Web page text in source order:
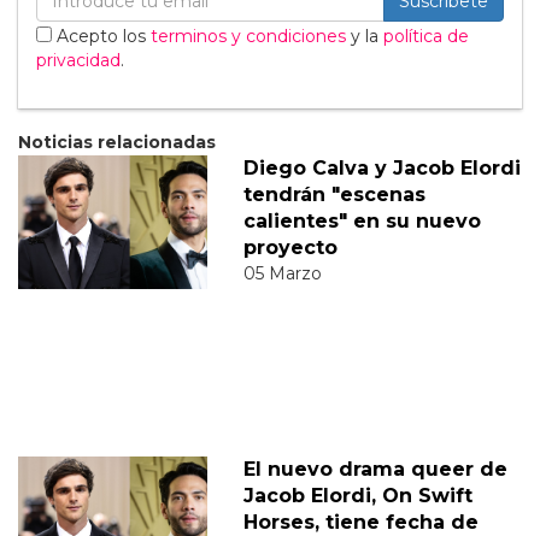
Acepto los terminos y condiciones y la política de
privacidad.
Noticias relacionadas
Diego Calva y Jacob Elordi
tendrán "escenas
calientes" en su nuevo
proyecto
05 Marzo
El nuevo drama queer de
Jacob Elordi, On Swift
Horses, tiene fecha de